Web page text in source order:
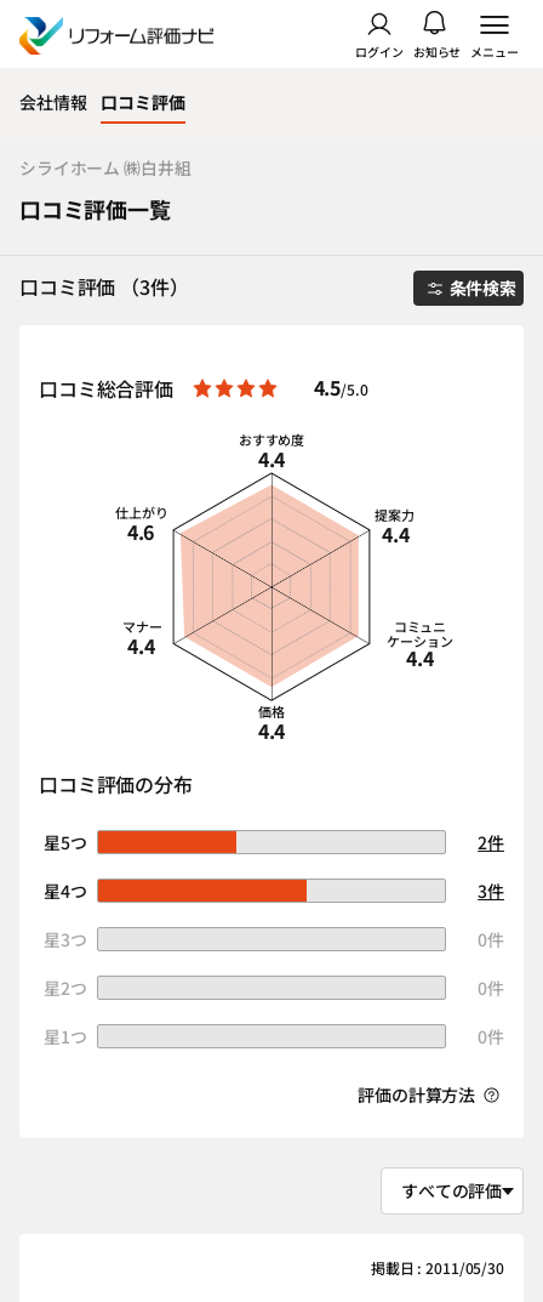
ログイン お知らせ メニュー
会社情報 口コミ評価
シライホーム ㈱白井組
口コミ評価一覧
口コミ評価 （3件） 条件検索
口コミ総合評価 4.5/5.0
おすすめ度
4.4
提案力
4.4
コミュニ
ケーション
4.4
価格
4.4
マナー
4.4
仕上がり
4.6
口コミ評価の分布
星5つ
2件
星4つ
3件
星3つ
0件
星2つ
0件
星1つ
0件
評価の計算方法
掲載日 : 2011/05/30